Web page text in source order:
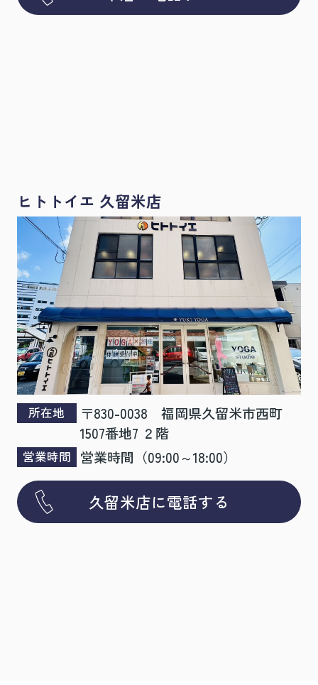
＝＝＝＝＝＝＝＝＝＝＝＝＝＝＝＝＝＝＝＝＝＝＝＝＝＝＝
③メッセージで➁でコピーした『認証コード』を送信してく
ださい！！
＝＝＝＝＝＝＝＝＝＝＝＝＝＝＝＝＝＝＝＝＝＝＝＝＝＝＝
＝＝＝＝＝＝
来店ご予約や入居者様、オーナー様は下記メールにて受
け付けております。
お問合せファーム
何卒宜しくお願いいたします。
ヒトトイエ 久留米店
所在地
〒830-0038 福岡県久留米市西町
1507番地7 ２階
営業時間 営業時間（09:00～18:00）
久留米店に電話する